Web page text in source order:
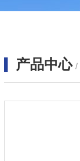
产品中心 /